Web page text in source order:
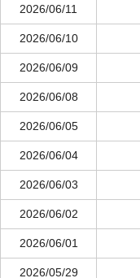
2026/06/11
2026/06/10
2026/06/09
2026/06/08
2026/06/05
2026/06/04
2026/06/03
2026/06/02
2026/06/01
2026/05/29